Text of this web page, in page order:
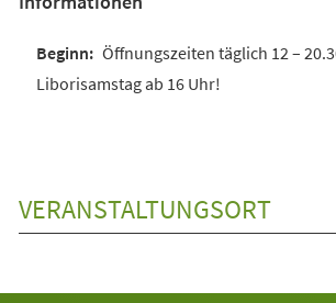
Öffnungszeiten täglich 12 –
Liborisamstag ab 16 Uhr!
VERANSTALTUNGSORT